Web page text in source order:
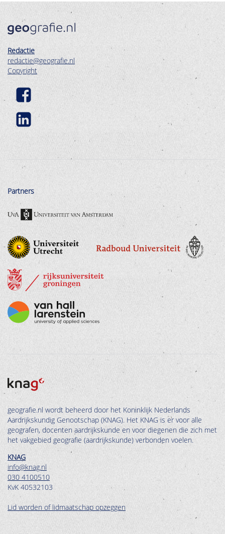
Redactie
redactie@geografie.nl
Copyright
Partners
geografie.nl wordt beheerd door het Koninklijk Nederlands
Aardrijkskundig Genootschap (KNAG). Het KNAG is er voor alle
geografen, docenten aardrijkskunde en voor diegenen die zich met
het vakgebied geografie (aardrijkskunde) verbonden voelen.
KNAG
info@knag.nl
030 4100510
KvK 40532103
Lid worden of lidmaatschap opzeggen